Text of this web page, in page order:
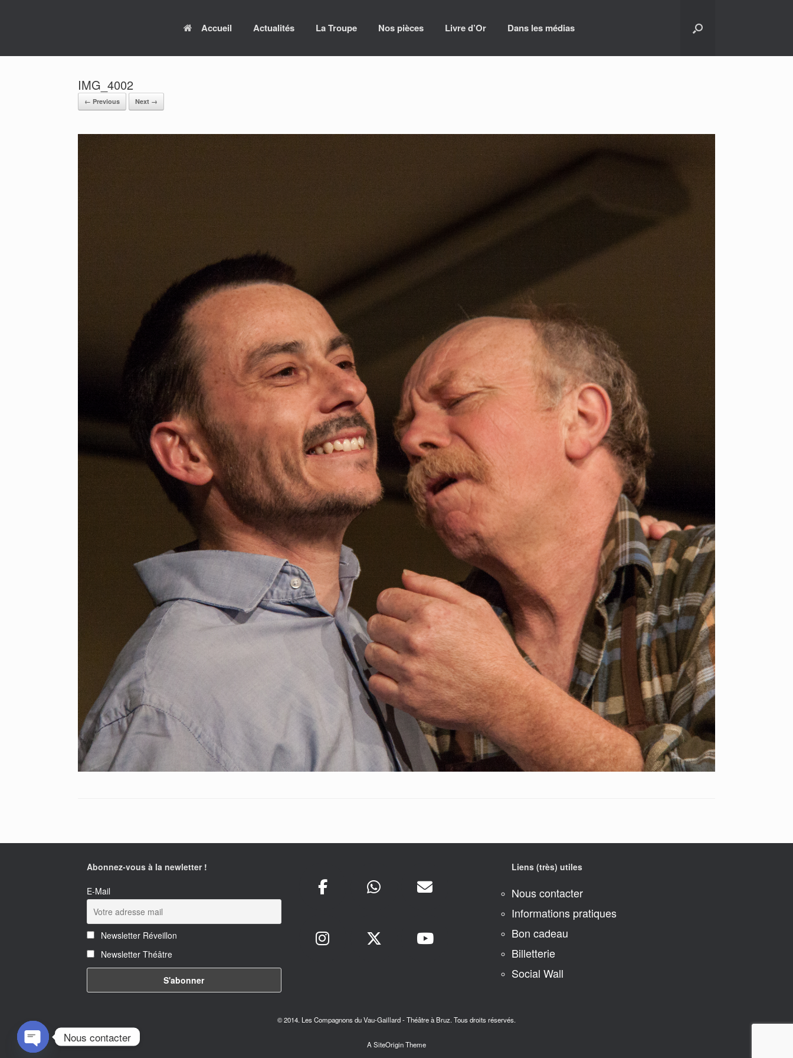
Accueil Actualités La Troupe Nos pièces Livre d’Or Dans les médias
IMG_4002
← Previous Next →
Abonnez-vous à la newletter !
E-Mail
Newsletter Réveillon
Newsletter Théâtre
Liens (très) utiles
Nous contacter
Informations pratiques
Bon cadeau
Billetterie
Social Wall
© 2014. Les Compagnons du Vau-Gaillard - Théâtre à Bruz. Tous droits réservés.
A SiteOriginTheme
Nous contacter
Open